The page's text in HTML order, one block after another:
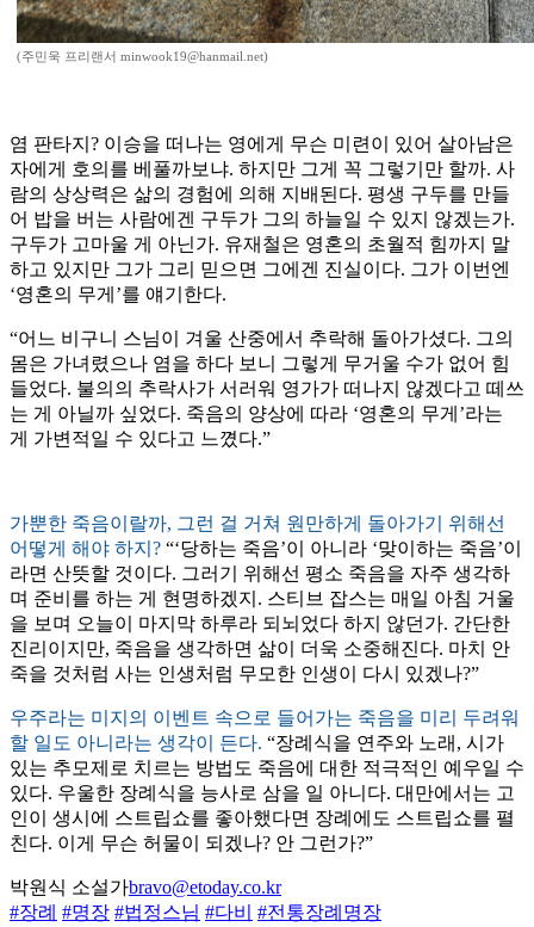
(주민욱 프리랜서 minwook19@hanmail.net)
염 판타지? 이승을 떠나는 영에게 무슨 미련이 있어 살아남은
자에게 호의를 베풀까보냐. 하지만 그게 꼭 그렇기만 할까. 사
람의 상상력은 삶의 경험에 의해 지배된다. 평생 구두를 만들
어 밥을 버는 사람에겐 구두가 그의 하늘일 수 있지 않겠는가.
구두가 고마울 게 아닌가. 유재철은 영혼의 초월적 힘까지 말
하고 있지만 그가 그리 믿으면 그에겐 진실이다. 그가 이번엔
‘영혼의 무게’를 얘기한다.
“어느 비구니 스님이 겨울 산중에서 추락해 돌아가셨다. 그의
몸은 가녀렸으나 염을 하다 보니 그렇게 무거울 수가 없어 힘
들었다. 불의의 추락사가 서러워 영가가 떠나지 않겠다고 떼쓰
는 게 아닐까 싶었다. 죽음의 양상에 따라 ‘영혼의 무게’라는
게 가변적일 수 있다고 느꼈다.”
가뿐한 죽음이랄까, 그런 걸 거쳐 원만하게 돌아가기 위해선
어떻게 해야 하지? “‘당하는 죽음’이 아니라 ‘맞이하는 죽음’이
라면 산뜻할 것이다. 그러기 위해선 평소 죽음을 자주 생각하
며 준비를 하는 게 현명하겠지. 스티브 잡스는 매일 아침 거울
을 보며 오늘이 마지막 하루라 되뇌었다 하지 않던가. 간단한
진리이지만, 죽음을 생각하면 삶이 더욱 소중해진다. 마치 안
죽을 것처럼 사는 인생처럼 무모한 인생이 다시 있겠나?”
우주라는 미지의 이벤트 속으로 들어가는 죽음을 미리 두려워
할 일도 아니라는 생각이 든다. “장례식을 연주와 노래, 시가
있는 추모제로 치르는 방법도 죽음에 대한 적극적인 예우일 수
있다. 우울한 장례식을 능사로 삼을 일 아니다. 대만에서는 고
인이 생시에 스트립쇼를 좋아했다면 장례에도 스트립쇼를 펼
친다. 이게 무슨 허물이 되겠나? 안 그런가?”
박원식 소설가bravo@etoday.co.kr
#장례 #명장 #법정스님 #다비 #전통장례명장